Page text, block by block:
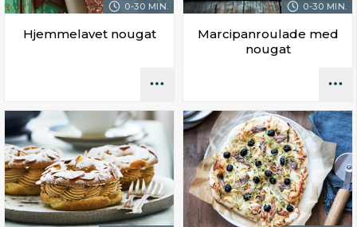
0-30 MIN.
Hjemmelavet nougat
0-30 MIN.
Marcipanroulade med
nougat